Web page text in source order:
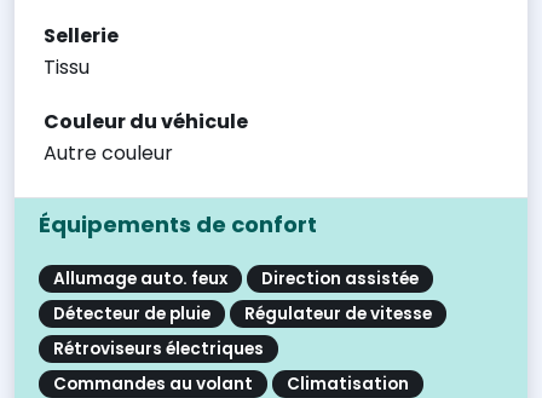
Sellerie
Tissu
Couleur du véhicule
Autre couleur
Équipements de confort
Allumage auto. feux
Direction assistée
Détecteur de pluie
Régulateur de vitesse
Rétroviseurs électriques
Commandes au volant
Climatisation